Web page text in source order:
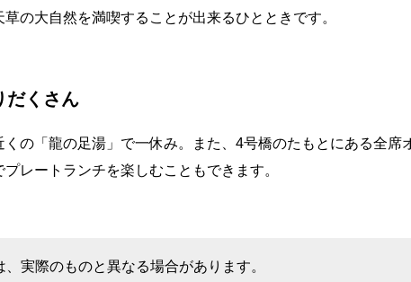
の大自然を満喫することが出来るひとときです。
だくさん
の「龍の足湯」で一休み。また、4号橋のたもとにある全席
レートランチを楽しむこともできます。
、実際のものと異なる場合があります。